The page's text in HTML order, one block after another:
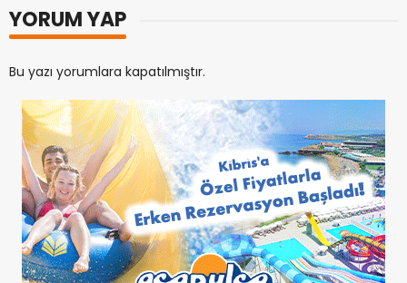
YORUM YAP
Bu yazı yorumlara kapatılmıştır.